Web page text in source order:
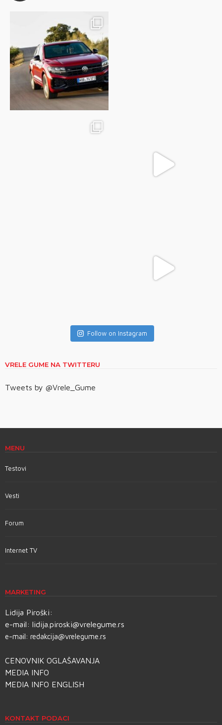
Follow on Instagram
VRELE GUME NA TWITTERU
Tweets by @Vrele_Gume
MENU
Testovi
Vesti
Forum
Internet TV
MARKETING
Lidija Piroški:
e-mail: lidija.piroski@vrelegume.rs
e-mail: redakcija@vrelegume.rs
CENOVNIK OGLAŠAVANJA
MEDIA INFO
MEDIA INFO ENGLISH
KONTAKT PODACI